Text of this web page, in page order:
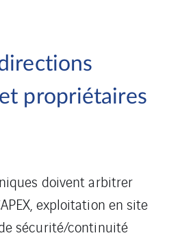
propriétaires
doivent arbitrer
exploitation en site
sécurité/continuité